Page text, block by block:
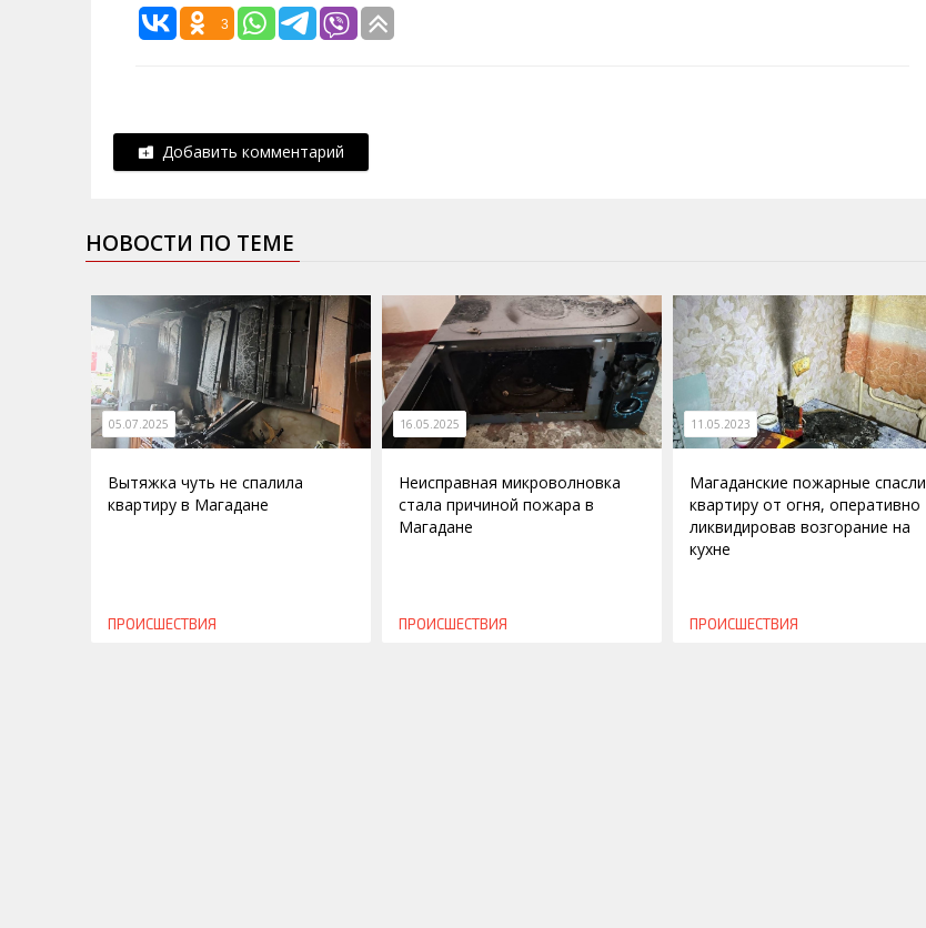
3
Добавить комментарий
НОВОСТИ ПО ТЕМЕ
05.07.2025
Вытяжка чуть не спалила
квартиру в Магадане
ПРОИСШЕСТВИЯ
16.05.2025
Неисправная микроволновка
стала причиной пожара в
Магадане
ПРОИСШЕСТВИЯ
11.05.2023
Магаданские пожарные спасли
квартиру от огня, оперативно
ликвидировав возгорание на
кухне
ПРОИСШЕСТВИЯ